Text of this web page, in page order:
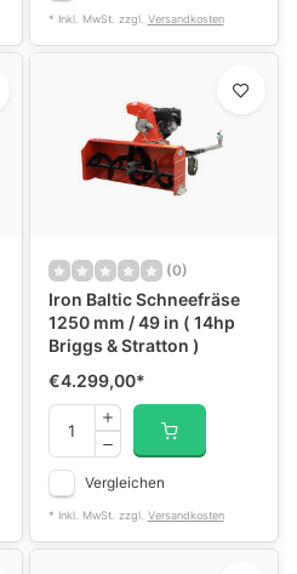
* Inkl. MwSt. zzgl. Versandkosten
(0)
Iron Baltic Schneefräse
1250 mm / 49 in ( 14hp
Briggs & Stratton )
€4.299,00*
Vergleichen
* Inkl. MwSt. zzgl. Versandkosten